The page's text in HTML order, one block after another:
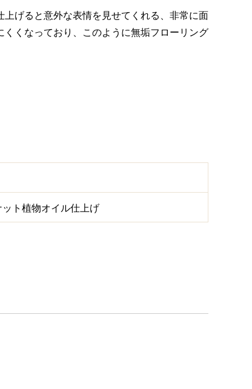
げると意外な表情を見せてくれる、非常に面
くなっており、このように無垢フローリング
ト植物オイル仕上げ